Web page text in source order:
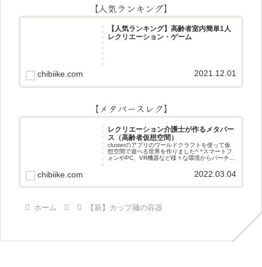
【人気ランキング】
【人気ランキング】高齢者室内簡単1人
レクリエーション・ゲーム
chibiike.com 2021.12.01
【メタバースレク】
レクリエーション介護士が作るメタバー
ス（高齢者仮想空間）
clusterのアプリのワールドクラフトを使って仮
想空間で遊べる世界を作りました^ ^スマートフ
ォンやPC、VR機器など様々な環境からバーチャ
chibiike.com 2022.03.04
ホーム 【新】カップ麺の容器